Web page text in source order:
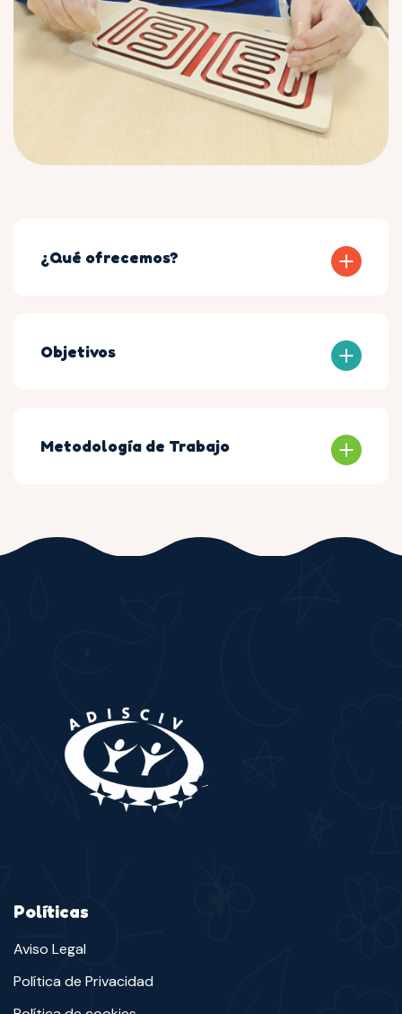
¿Qué ofrecemos?
Objetivos
Metodología de Trabajo
Políticas
Aviso Legal
Política de Privacidad